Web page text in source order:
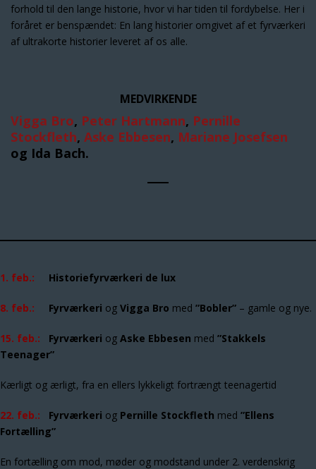
forhold til den lange historie, hvor vi har tiden til fordybelse. Her i
foråret er benspændet: En lang historier omgivet af et fyrværkeri
af ultrakorte historier leveret af os alle.
MEDVIRKENDE
Vigga Bro, Peter Hartmann, Pernille
Stockfleth, Aske Ebbesen, Mariane Josefsen
og Ida Bach.
1. feb.: Historiefyrværkeri de lux
8. feb.: Fyrværkeri og Vigga Bro med ”Bobler” – gamle og nye.
15. feb.: Fyrværkeri og Aske Ebbesen med ”Stakkels
Teenager”
Kærligt og ærligt, fra en ellers lykkeligt fortrængt teenagertid
22. feb.: Fyrværkeri og Pernille Stockfleth med ”Ellens
Fortælling”
En fortælling om mod, møder og modstand under 2. verdenskrig